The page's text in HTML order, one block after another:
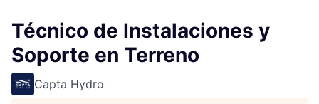
Técnico de Instalaciones y
Soporte en Terreno
Capta Hydro